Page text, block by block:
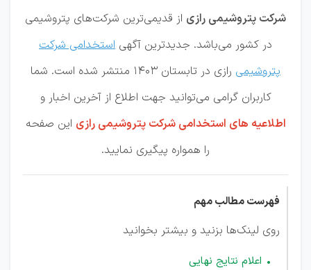
شرکت پتروشیمی رازی از قدیمی‌ترین شرکت‌های پتروشیمی
در کشور می‌باشد. جدیدترین آگهی استخدامی شرکت
پتروشیمی
رازی در تابستان 1403 منتشر شده است. شما
کاربران گرامی می‌توانید جهت اطلاع از آخرین اخبار و
اطلاعیه های استخدامی شرکت پتروشیمی رازی این صفحه
را همواره پیگیری نمایید.
فهرست مطالب مهم
روی لینک‌ها بزنید و بیشتر بخوانید
اعلام نتایج نهایی